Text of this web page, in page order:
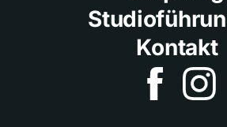
Kontakt